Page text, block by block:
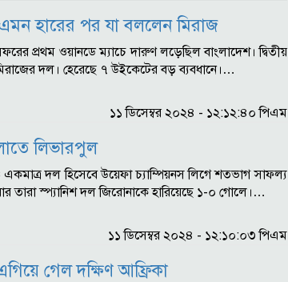
এমন হারের পর যা বললেন মিরাজ
প্রথম ওয়ানডে ম্যাচে দারুণ লড়েছিল বাংলাদেশ। দ্বিতীয়
দল। হেরেছে ৭ উইকেটের বড় ব্যবধানে।…
১১ ডিসেম্বর ২০২৪ - ১২:১২:৪০ পিএম
লিভারপুল
একমাত্র দল হিসেবে উয়েফা চ্যাম্পিয়নস লিগে শতভাগ সাফল্য
তারা স্প্যানিশ দল জিরোনাকে হারিয়েছে ১-০ গোলে।…
১১ ডিসেম্বর ২০২৪ - ১২:১০:০৩ পিএম
গেল দক্ষিণ আফ্রিকা